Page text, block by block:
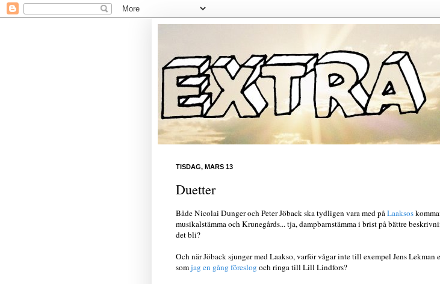
TISDAG, MARS 13
Duetter
Både Nicolai Dunger och Peter Jöback ska tydligen vara med påLaaksos
musikalstämma och Krunegårds... tja, dampbarnstämma i brist på bättre
det bli?
Och när Jöback sjunger med Laakso, varför vågar inte till exempel Jens Lekman
somjag en gång föreslog och ringa till Lill Lindfors?